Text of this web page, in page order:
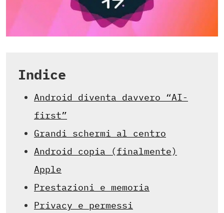
Indice
Android diventa davvero “AI-
first”
Grandi schermi al centro
Android copia (finalmente)
Apple
Prestazioni e memoria
Privacy e permessi